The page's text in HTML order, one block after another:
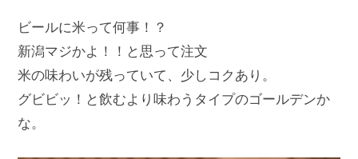
ビールに米って何事！？
新潟マジかよ！！と思って注文
米の味わいが残っていて、少しコクあり。
グビビッ！と飲むより味わうタイプのゴールデンか
な。